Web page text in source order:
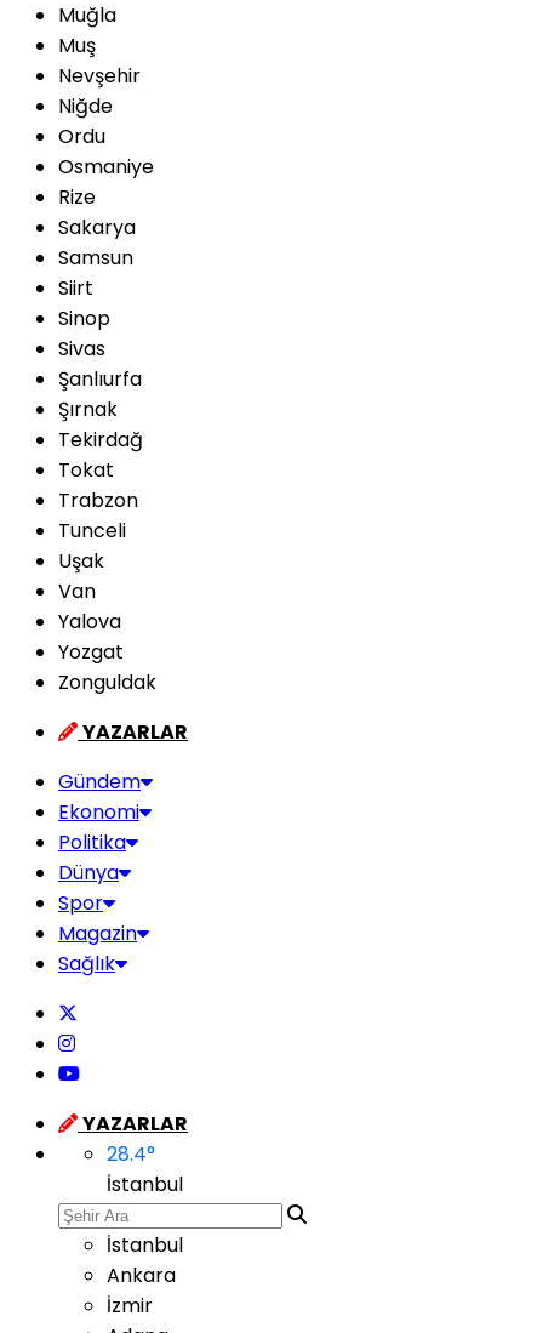
Muğla
Muş
Nevşehir
Niğde
Ordu
Osmaniye
Rize
Sakarya
Samsun
Siirt
Sinop
Sivas
Şanlıurfa
Şırnak
Tekirdağ
Tokat
Trabzon
Tunceli
Uşak
Van
Yalova
Yozgat
Zonguldak
YAZARLAR
Gündem
Ekonomi
Politika
Dünya
Spor
Magazin
Sağlık
YAZARLAR
28.4°
İstanbul
İstanbul
Ankara
İzmir